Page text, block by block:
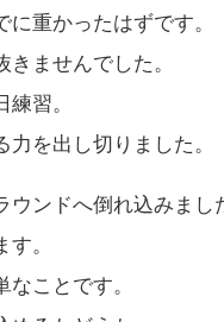
重かったはずです。
ませんでした。
習。
を出し切りました。
ンドへ倒れ込みまし
。
ことです。